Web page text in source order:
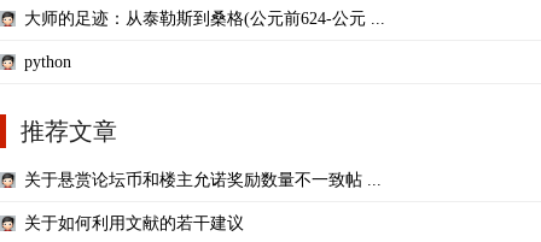
大师的足迹：从泰勒斯到桑格(公元前624-公元 ...
python
推荐文章
关于悬赏论坛币和楼主允诺奖励数量不一致帖 ...
关于如何利用文献的若干建议